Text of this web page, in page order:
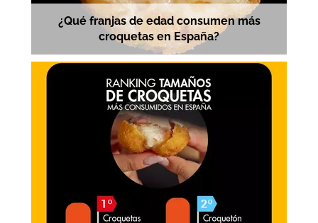
¿Qué franjas de edad consumen más
croquetas en España?